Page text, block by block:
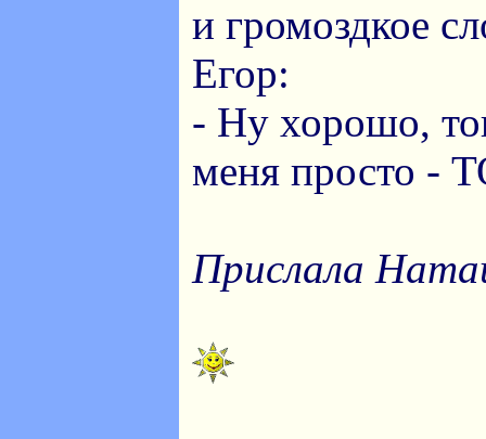
и громоздкое
Егор:
- Ну хорошо,
меня просто
Прислала